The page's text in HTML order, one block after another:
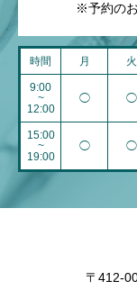
※予約の
時間 月 火
9:00
~
12:00
◯ ◯
15:00
~
19:00
◯ ◯
〒412-